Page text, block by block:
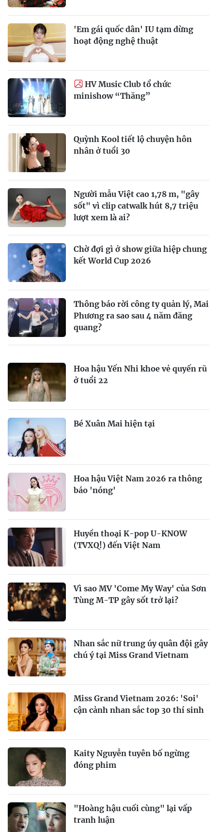
'Em gái quốc dân' IU tạm dừng
hoạt động nghệ thuật
HV Music Club tổ chức
minishow “Thăng”
Quỳnh Kool tiết lộ chuyện hôn
nhân ở tuổi 30
Người mẫu Việt cao 1,78 m, "gây
sốt" vì clip catwalk hút 8,7 triệu
lượt xem là ai?
Chờ đợi gì ở show giữa hiệp chung
kết World Cup 2026
Thông báo rời công ty quản lý, Mai
Phương ra sao sau 4 năm đăng
quang?
Hoa hậu Yến Nhi khoe vẻ quyến rũ
ở tuổi 22
Bé Xuân Mai hiện tại
Hoa hậu Việt Nam 2026 ra thông
báo 'nóng'
Huyền thoại K-pop U-KNOW
(TVXQ!) đến Việt Nam
Vì sao MV 'Come My Way' của Sơn
Tùng M-TP gây sốt trở lại?
Nhan sắc nữ trung úy quân đội gây
chú ý tại Miss Grand Vietnam
Miss Grand Vietnam 2026: 'Soi'
cận cảnh nhan sắc top 30 thí sinh
Kaity Nguyễn tuyên bố ngừng
đóng phim
"Hoàng hậu cuối cùng" lại vấp
tranh luận